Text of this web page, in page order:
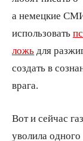
а немецкие
использовать
ложь для
создать в
врага.
Вот и сейчас
уволила одного